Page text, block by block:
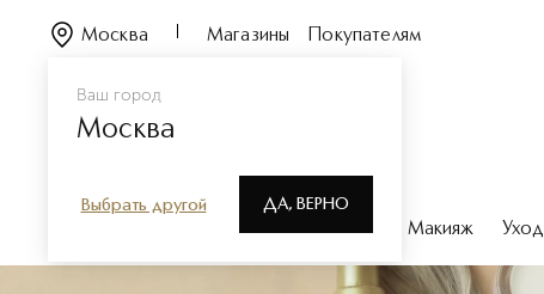
Ваш город
Москва
Выбрать другой ДА, ВЕРНО
Москва Магазины Покупателям
Парфюмерия Макияж Уход